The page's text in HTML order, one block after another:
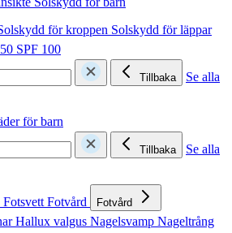
för kroppen Solskydd för läppar
SPF 100
Tillbaka
Se alla
för barn
Tillbaka
Se alla
FotsvettFotvård Fotvård
Hallux valgus Nagelsvamp Nageltrång